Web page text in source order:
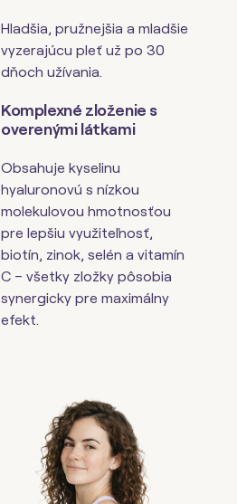
Hladšia, pružnejšia a mladšie
vyzerajúcu pleť už po 30
dňoch užívania.
Komplexné zloženie s
overenými látkami
Obsahuje kyselinu
hyaluronovú s nízkou
molekulovou hmotnosťou
pre lepšiu využiteľnosť,
biotín, zinok, selén a vitamín
C – všetky zložky pôsobia
synergicky pre maximálny
efekt.